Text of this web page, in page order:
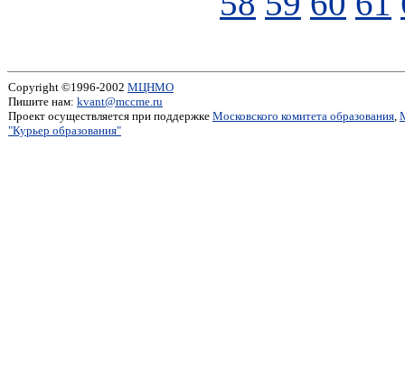
Copyright ©1996-2002 МЦНМО
Пишите нам: kvant@mccme.ru
Проект осуществляется при поддержке Московского комитета образования,
"Курьер образования"